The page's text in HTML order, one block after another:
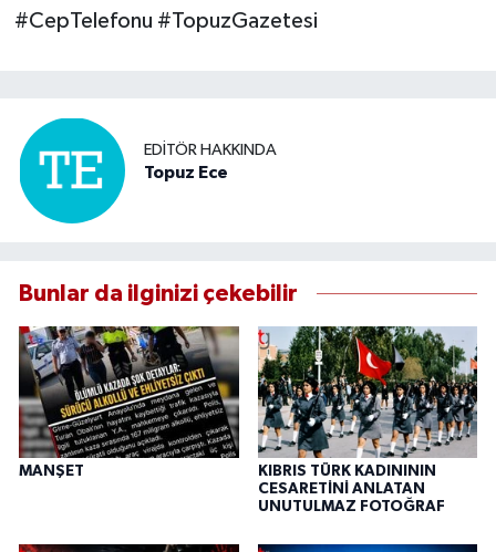
#CepTelefonu #TopuzGazetesi
EDITÖR HAKKINDA
Topuz Ece
Bunlar da ilginizi çekebilir
MANŞET
KIBRIS TÜRK KADINININ
CESARETİNİ ANLATAN
UNUTULMAZ FOTOĞRAF